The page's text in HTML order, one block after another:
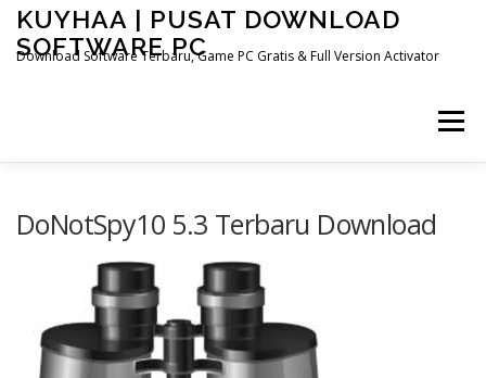
Skip
content
KUYHAA | PUSAT DOWNLOAD
SOFTWARE PC
Download Software Terbaru, Game PC Gratis & Full Version Activator
Menu
OTHER PAGES
DoNotSpy10 5.3 Terbaru Download